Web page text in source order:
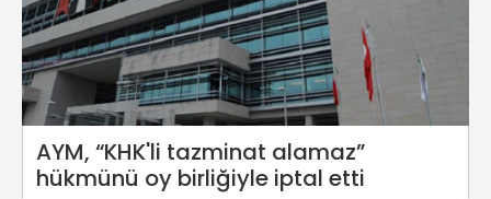
AYM, “KHK'li tazminat alamaz”
hükmünü oy birliğiyle iptal etti